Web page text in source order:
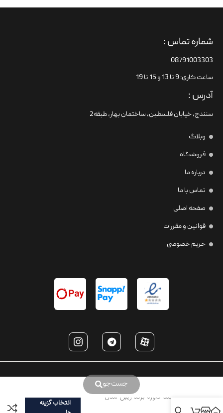
جست‌جو
شماره تماس :
08791003303
ساعت کاری: 9 تا 13 و 15 تا 19
آدرس :
سنندج، خیابان فلسطین،‌ ساختمان بهار، طبقه2
وبلاگ
فروشگاه
درباره ما
تماس با ما
صفحه اصلی
قوانین و مقررات
حریم خصوصی
عینک چند کاوره برند ریبن مدل
T2231
انتخاب گزینه